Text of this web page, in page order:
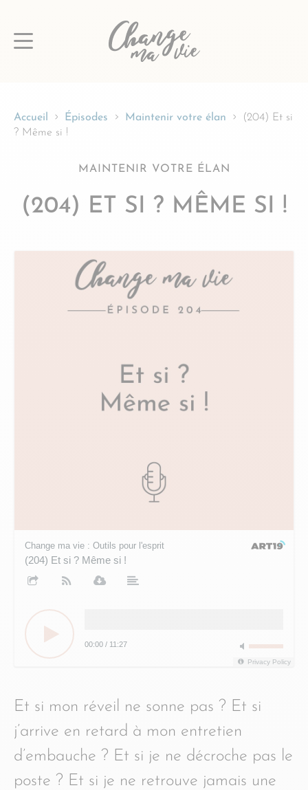
au
Accueil Épisodes Maintenir votre élan
(204) Et si
? Même si !
MAINTENIR VOTRE ÉLAN
(204) ET SI ? MÊME SI !
Change ma vie : Outils pour l'esprit
(204) Et si ? Même si !
00:00 / 11:27
Privacy Policy
Et si mon réveil ne sonne pas ? Et si
j’arrive en retard à mon entretien
d’embauche ? Et si je ne décroche pas le
poste ? Et si je ne retrouve jamais une